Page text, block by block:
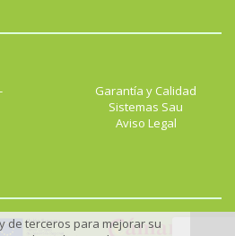
Garantía y Calidad
Sistemas Sau
Aviso Legal
de terceros para mejorar su